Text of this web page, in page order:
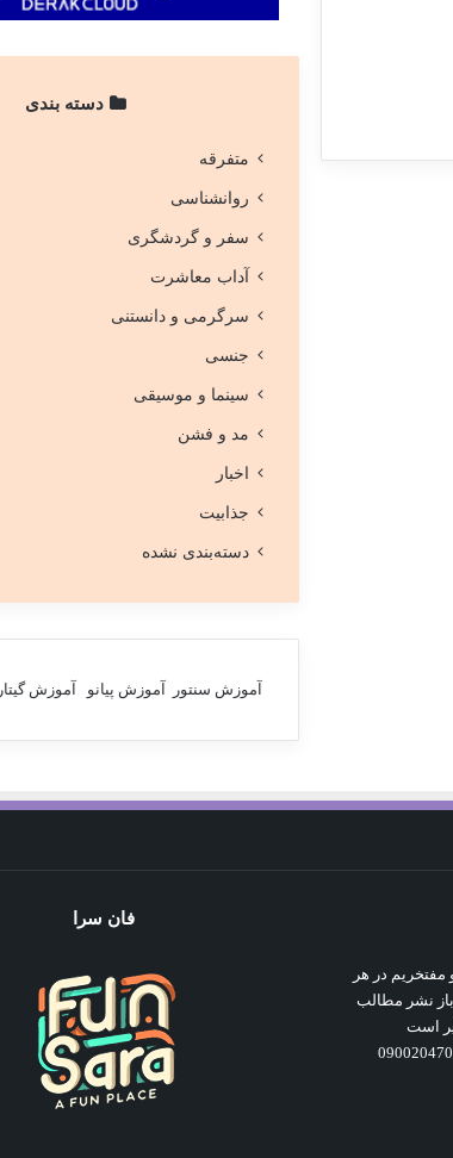
دسته بندی
متفرقه
روانشناسی
سفر و گردشگری
آداب معاشرت
سرگرمی و دانستنی
جنسی
سینما و موسیقی
مد و فشن
اخبار
جذابیت
دسته‌بندی نشده
آموزش سنتور آموزش پیانو آموزش گیتار
در هر
نشر مطالب
است
فان سرا